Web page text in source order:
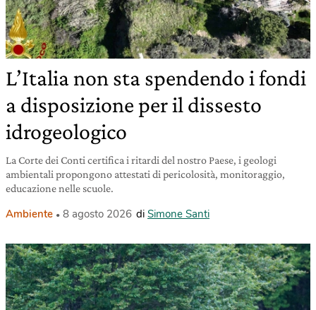
L’Italia non sta spendendo i fondi
a disposizione per il dissesto
idrogeologico
La Corte dei Conti certifica i ritardi del nostro Paese, i geologi
ambientali propongono attestati di pericolosità, monitoraggio,
educazione nelle scuole.
Ambiente 8 agosto 2026 di Simone Santi